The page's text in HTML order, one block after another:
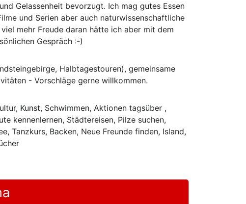
Gelassenheit bevorzugt. Ich mag gutes Essen
und Serien aber auch naturwissenschaftliche
mehr Freude daran hätte ich aber mit dem
Gespräch :-)
Halbtagestouren), gemeinsame
- Vorschläge gerne willkommen.
Kunst, Schwimmen, Aktionen tagsüber ,
kennenlernen, Städtereisen, Pilze suchen,
Tanzkurs, Backen, Neue Freunde finden, Island,